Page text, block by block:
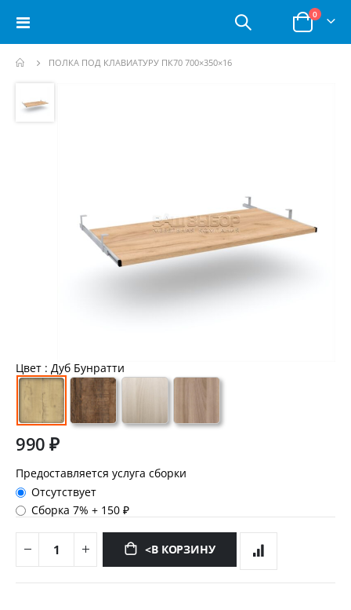
Toggle
Корзина
0позиции
ПОЛКА ПОД КЛАВИАТУРУ ПК70 700×350×16
перейти
Цвет : Дуб Бунратти
990 ₽
Предоставляется услуга сборки
Отсутствует
Сборка 7%+ 150 ₽
<В КОРЗИНУ